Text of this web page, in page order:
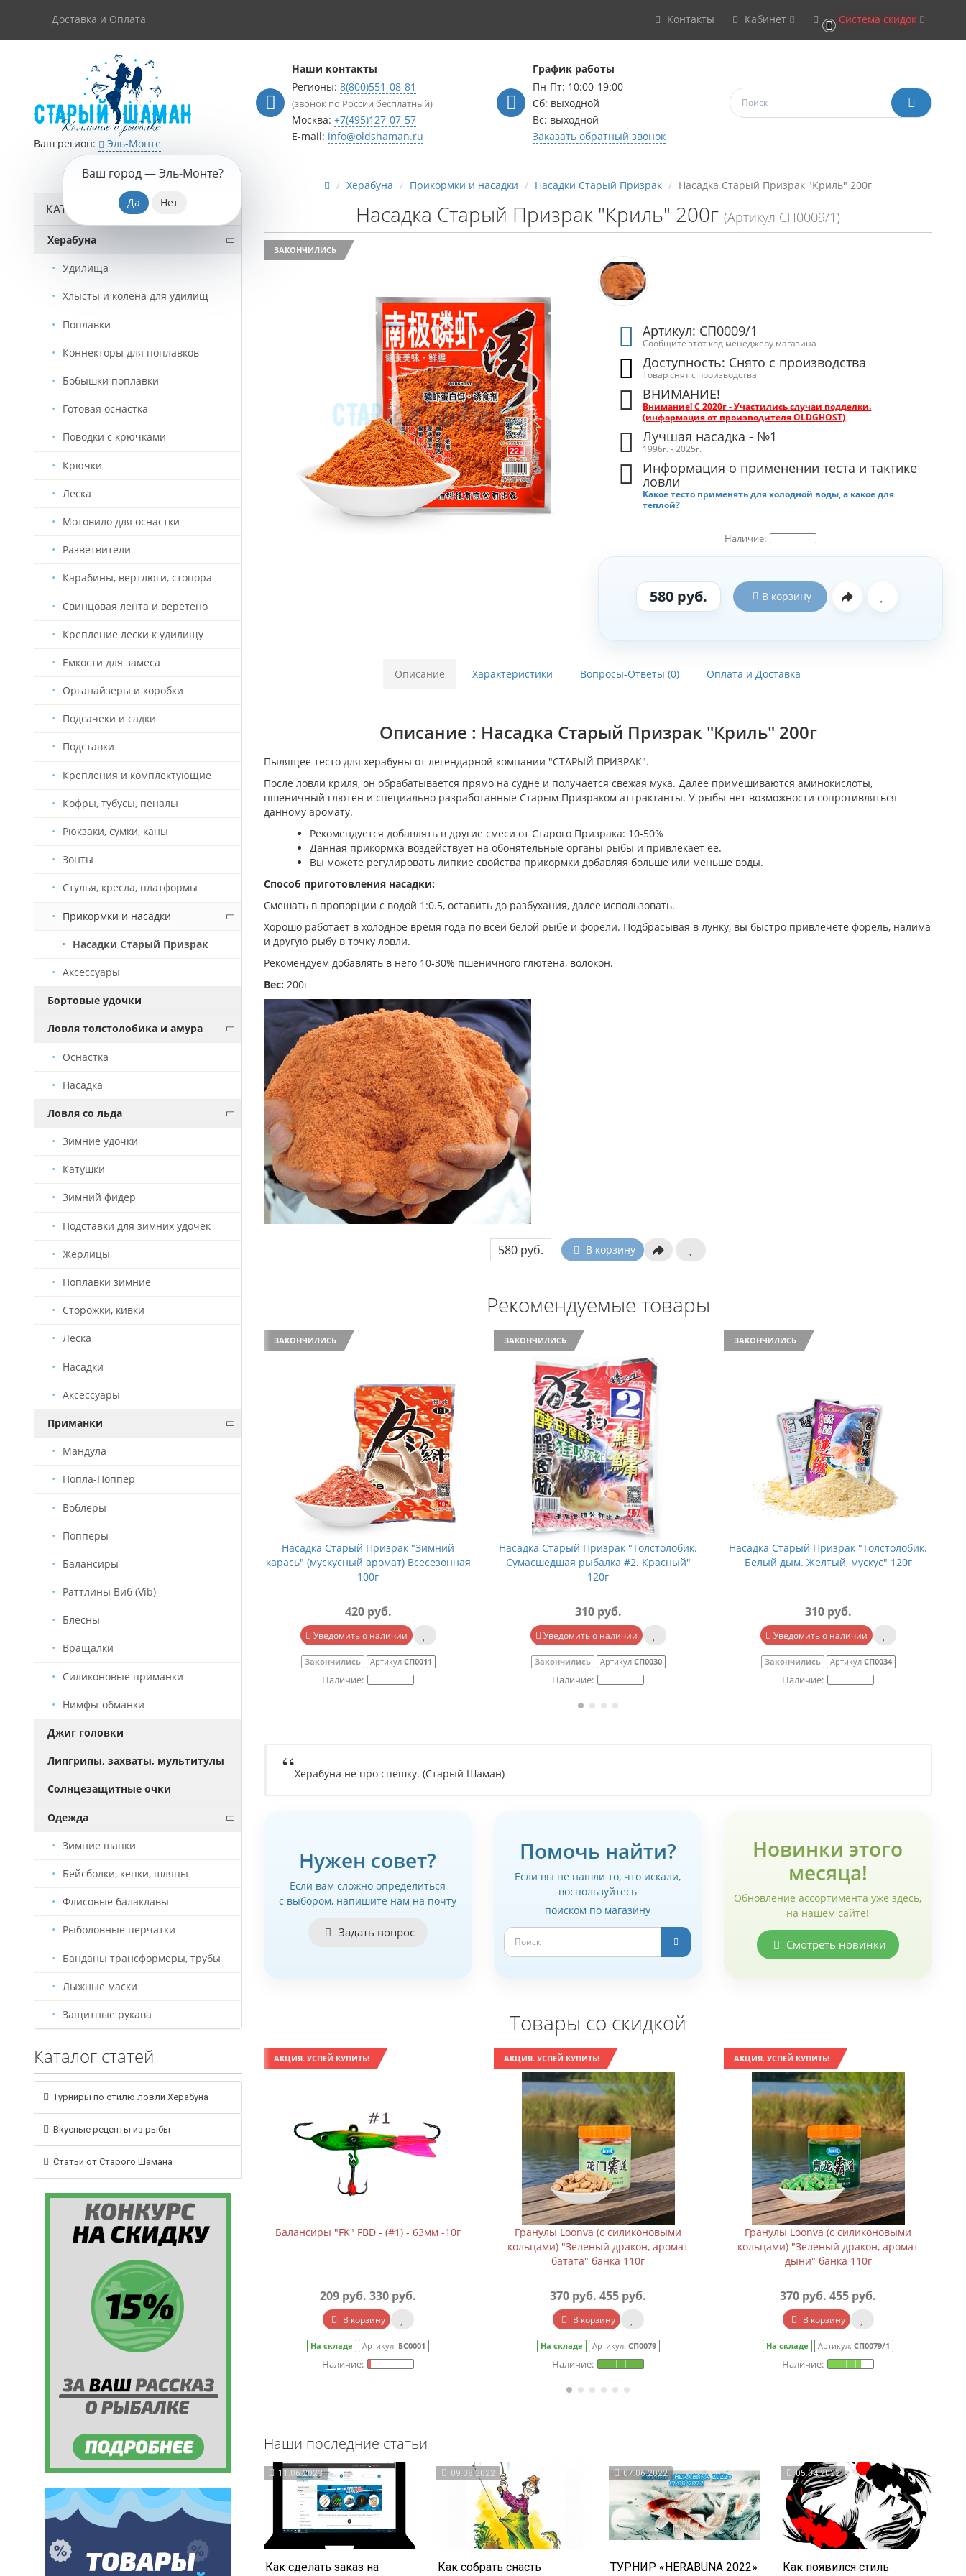
Доставка и Оплата Контакты Кабинет 0 Система скидок
Ваш регион: Эль-Монте
Ваш город —Эль-Монте?
Наши контакты
Регионы: 8(800)551-08-81
(звонок по России бесплатный)
Москва: +7(495)127-07-57
E-mail: info@oldshaman.ru
График работы
Пн-Пт: 10:00-19:00
Сб: выходной
Вс: выходной
Заказать обратный звонок
КАТАЛОГ ТОВАРОВ
Херабуна
Удилища
Хлысты и колена для удилищ
Поплавки
Коннекторы для поплавков
Бобышки поплавки
Готовая оснастка
Поводки с крючками
Крючки
Леска
Мотовило для оснастки
Разветвители
Карабины, вертлюги, стопора
Свинцовая лента и веретено
Крепление лески к удилищу
Емкости для замеса
Органайзеры и коробки
Подсачеки и садки
Подставки
Крепления и комплектующие
Кофры, тубусы, пеналы
Рюкзаки, сумки, каны
Зонты
Стулья, кресла, платформы
Прикормки и насадки
Насадки Старый Призрак
Аксессуары
Бортовые удочки
Ловля толстолобика и амура
Оснастка
Насадка
Ловля со льда
Зимние удочки
Катушки
Зимний фидер
Подставки для зимних удочек
Жерлицы
Поплавки зимние
Сторожки, кивки
Леска
Насадки
Аксессуары
Приманки
Мандула
Попла-Поппер
Воблеры
Попперы
Балансиры
Раттлины Виб (Vib)
Блесны
Вращалки
Силиконовые приманки
Нимфы-обманки
Джиг головки
Липгрипы, захваты, мультитулы
Солнцезащитные очки
Одежда
Зимние шапки
Бейсболки, кепки, шляпы
Флисовые балаклавы
Рыболовные перчатки
Банданы трансформеры, трубы
Лыжные маски
Защитные рукава
Каталог статей
Турниры по стилю ловли Херабуна
Вкусные рецепты из рыбы
Статьи от Старого Шамана
Херабуна Прикормки и насадки Насадки Старый Призрак Насадка Старый Призрак "Криль" 200г
Насадка Старый Призрак "Криль" 200г (Артикул СП0009/1)
ЗАКОНЧИЛИСЬ
Артикул: СП0009/1
Сообщите этот код менеджеру магазина
Доступность: Cнято с производства
Товар снят с производства
ВНИМАНИЕ!
Внимание! С 2020г - Участились случаи подделки.
(информация от производителя OLDGHOST)
Лучшая насадка - №1
1996г. - 2025г.
Информация о применении теста и тактике
ловли
Какое тесто применять для холодной воды, а какое для
теплой?
580 руб. В корзину
Описание Характеристики Вопросы-Ответы (0) Оплата и Доставка
Описание : Насадка Старый Призрак "Криль" 200г
Пылящее тесто для херабуны от легендарной компании "СТАРЫЙ ПРИЗРАК".
После ловли криля, он обрабатывается прямо на судне и получается свежая мука. Далее примешиваются аминокислоты,
пшеничный глютен и специально разработанные Старым Призраком аттрактанты. У рыбы нет возможности сопротивляться
данному аромату.
Рекомендуется добавлять в другие смеси от Старого Призрака: 10-50%
Данная прикормка воздействует на обонятельные органы рыбы и привлекает ее.
Вы можете регулировать липкие свойства прикормки добавляя больше или меньше воды.
Способ приготовления насадки:
Смешать в пропорции с водой 1:0.5, оставить до разбухания, далее использовать.
Хорошо работает в холодное время года по всей белой рыбе и форели. Подбрасывая в лунку, вы быстро привлечете форель, налима
и другую рыбу в точку ловли.
Рекомендуем добавлять в него 10-30% пшеничного глютена, волокон.
Вес: 200г
580 руб. В корзину
Рекомендуемые товары
ХИТ ПРОДАЖ
918 #12" 300г
ЗАКОНЧИЛИСЬ
Насадка Старый Призрак "Зимний
карась" (мускусный аромат) Всесезонная
100г
420 руб.
Уведомить о наличии
Закончились Артикул СП0011
ЗАКОНЧИЛИСЬ
Насадка Старый Призрак "Толстолобик.
Сумасшедшая рыбалка #2. Красный"
120г
310 руб.
Уведомить о наличии
Закончились Артикул СП0030
ЗАКОНЧИЛИСЬ
Насадка Старый Призрак "Толстолобик.
Белый дым. Желтый, мускус" 120г
310 руб.
Уведомить о наличии
Закончились Артикул СП0034
Херабуна не про спешку. (Старый Шаман)
Нужен совет?
Если вам сложно определиться
с выбором, напишите нам на почту
Задать вопрос
Помочь найти?
Если вы не нашли то, что искали,
воспользуйтесь
поиском по магазину
Новинки этого
месяца!
Обновление ассортимента уже здесь,
на нашем сайте!
Смотреть новинки
Товары со скидкой
АКЦИЯ. УСПЕЙ КУПИТЬ!
Балансир B-2 (5см, 7,5г)
209 руб.310 руб.
В корзину
На складе Артикул:
АКЦИЯ. УСПЕЙ КУПИТЬ!
Балансиры "FK" FBD - (#1) - 63мм -10г
209 руб. 330 руб.
В корзину
На складе Артикул: БС0001
АКЦИЯ. УСПЕЙ КУПИТЬ!
Гранулы Loonva (с силиконовыми
кольцами) "Зеленый дракон, аромат
батата" банка 110г
370 руб. 455 руб.
В корзину
На складе Артикул: СП0079
АКЦИЯ. УСПЕЙ КУПИТЬ!
Гранулы Loonva (с силиконовыми
кольцами) "Зеленый дракон, аромат
дыни" банка 110г
370 руб. 455 руб.
В корзину
На складе Артикул: СП0079/1
Наши последние статьи
11.06.2023
Как сделать заказ на
09.08.2022
Как собрать снасть
07.06.2022
ТУРНИР «HERABUNA 2022»
05.04.2022
Как появился стиль